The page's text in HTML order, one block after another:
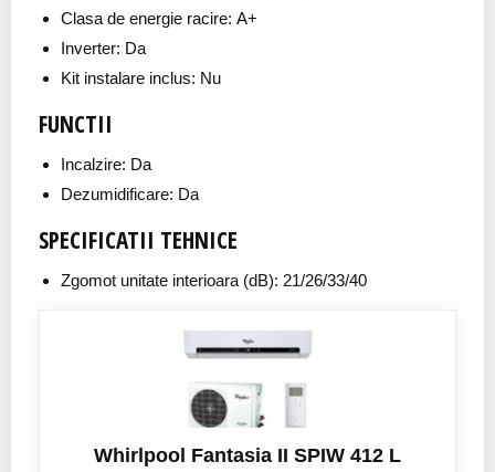
Clasa de energie racire: A+
Inverter: Da
Kit instalare inclus: Nu
FUNCTII
Incalzire: Da
Dezumidificare: Da
SPECIFICATII TEHNICE
Zgomot unitate interioara (dB): 21/26/33/40
Whirlpool Fantasia II SPIW 412 L